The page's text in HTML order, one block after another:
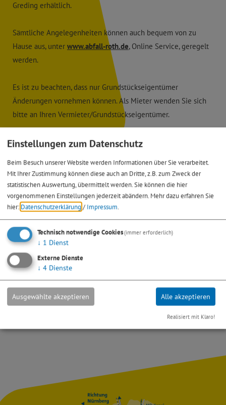
Greding erhältlich.
Sämtliche Angelegenheiten können auch bequem von zu
Hause aus, unter www.abfall-roth.de, Online Service, geregelt
werden.
Es ist zu beachten, dass nur Grundstückseigentümer
Änderungen vornehmen können. Als Mieter wenden Sie sich
bitte an Ihren Vermieter/Grundstückseigentümer.
Gelbe Säcke für Verkaufsverpackungen aus Kunststoffen
(Grüner Punkt) erhalten Sie wie folgt:
Rote Bestellkarte
Telefonische Nachbestellung (0800/100 43 37)
Abholung an den Recyclinghöfen
Müllsäcke für zusätzlichen Restmüll können in der Stadtkasse
Greding erworben werden. Im Kaufpreis (5,00 €) sind die
Abfuhrgebühren bereits enthalten.
Zuständige Mitarbeiter
Einstellungen zum Datenschutz
Beim Besuch unserer Website werden Informationen über Sie verarbeitet.
Mit Ihrer Zustimmung können diese auch an Dritte, z.B. zum Zweck der
statistischen Auswertung, übermittelt werden. Sie können die hier
vorgenommenen Einstellungen jederzeit abändern. Mehr dazu erfahren Sie
hier: Datenschutzerklärung / Impressum.
Technisch notwendige Cookies(immer erforderlich)
↓ 1 Dienst
Externe Dienste
↓ 4 Dienste
Ausgewählte akzeptieren Alle akzeptieren
Realisiert mit Klaro!